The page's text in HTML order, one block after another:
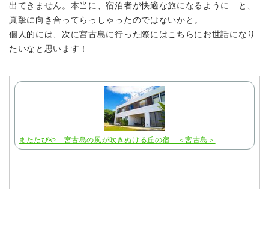
出てきません。本当に、宿泊者が快適な旅になるように…と、
真摯に向き合ってらっしゃったのではないかと。
個人的には、次に宮古島に行った際にはこちらにお世話になり
たいなと思います！
またたびや 宮古島の風が吹きぬける丘の宿 ＜宮古島＞